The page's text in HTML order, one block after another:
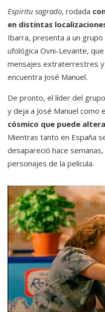
Espíritu sagrado, rodada
en distintas
Ibarra, presenta a un
ufológica Ovni-Levante,
mensajes extraterrestres y
encuentra José Manuel.
De pronto, el líder del
y deja a José Manuel como
cósmico que puede
Mientras tanto en España
desapareció hace
personajes de la película.